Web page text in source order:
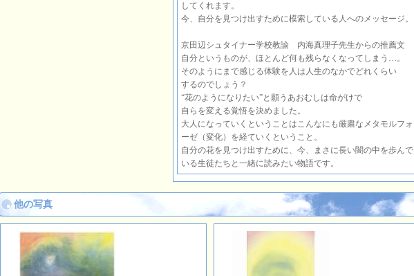
してくれます。
今、自分を見つけ出すために模索している人へのメッセージ。
京田辺シュタイナー学校教諭 内海真理子先生からの推薦文
自分というものが、ほとんど何も残らなくなってしまう…。
そのようにまで感じる体験を人は人生のなかでどれくらい
するのでしょう？
“花のようになりたい”と願うあおむしは命がけで
自らを変える覚悟を決めました。
大人になっていくということはこんなにも厳粛なメタモルフォ
ーゼ（変化）を経ていくということ。
自分の花を見つけ出すために、今、まさに長い闇の中を歩んで
いる生徒たちと一緒に読みたい物語です。
他の写真